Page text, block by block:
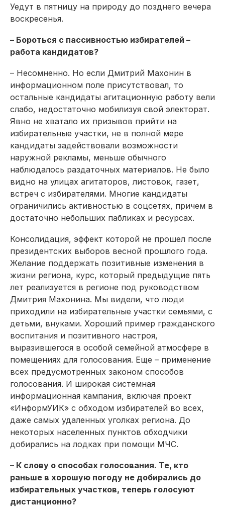
Уедут в пятницу на природу до позднего вечера
воскресенья.
– Бороться с пассивностью избирателей –
работа кандидатов?
– Несомненно. Но если Дмитрий Махонин в
информационном поле присутствовал, то
остальные кандидаты агитационную работу вели
слабо, недостаточно мобилизуя свой электорат.
Явно не хватало их призывов прий­ти на
избирательные участки, не в полной мере
кандидаты задействовали возможности
наружной рекламы, меньше обычного
наблюдалось раздаточных материалов. Не было
видно на улицах агитаторов, листовок, газет,
встреч с избирателями. Многие кандидаты
ограничились активностью в соцсетях, причем в
достаточно небольших пабликах и ресурсах.
Консолидация, эффект которой не прошел после
президентских выборов весной прошлого года.
Желание поддержать позитивные изменения в
жизни региона, курс, который предыдущие пять
лет реализуется в регионе под руководством
Дмитрия Махонина. Мы видели, что люди
приходили на избирательные участки семьями, с
детьми, внуками. Хороший пример гражданского
воспитания и позитивного настроя,
выразившегося в особой семейной атмосфере в
помещениях для голосования. Еще – применение
всех предусмотренных законом способов
голосования. И широкая системная
информационная кампания, включая проект
«ИнформУИК» с обходом избирателей во всех,
даже самых удаленных уголках региона. До
некоторых населенных пунктов обходчики
добирались на лодках при помощи МЧС.
– К слову о способах голосования. Те, кто
раньше в хорошую погоду не добирались до
избирательных участков, теперь голосуют
дистанционно?